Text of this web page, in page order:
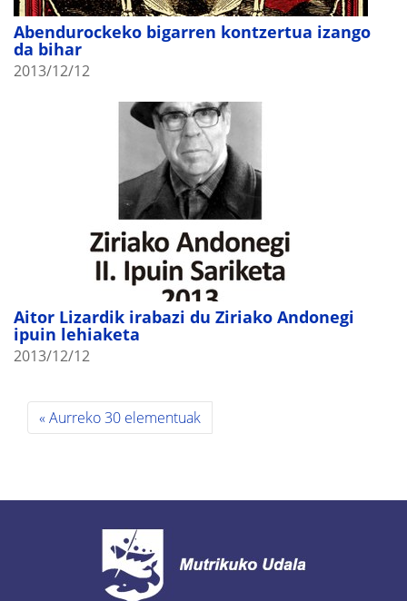
Abendurockeko bigarren kontzertua izango
da bihar
2013/12/12
Aitor Lizardik irabazi du Ziriako Andonegi
ipuin lehiaketa
2013/12/12
« Aurreko 30 elementuak